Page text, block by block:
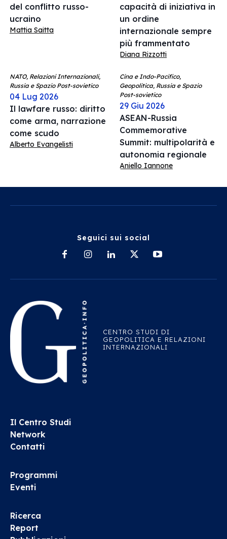
del conflitto russo-
ucraino
Mattia Saitta
capacità di iniziativa in
un ordine
internazionale sempre
più frammentato
Diana Rizzotti
NATO, Relazioni Internazionali,
Russia e Spazio Post-sovietico
04 Lug 2026
Il lawfare russo: diritto
come arma, narrazione
come scudo
Alberto Evangelisti
Cina e Indo-Pacifico,
Geopolitica, Russia e Spazio
Post-sovietico
29 Giu 2026
ASEAN-Russia
Commemorative
Summit: multipolarità e
autonomia regionale
Aniello Iannone
Seguici sui social
CENTRO STUDI DI
GEOPOLITICA E RELAZIONI
INTERNAZIONALI
Il Centro Studi
Network
Contatti
Programmi
Eventi
Ricerca
Report